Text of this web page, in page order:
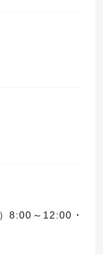
8:00～12:00・